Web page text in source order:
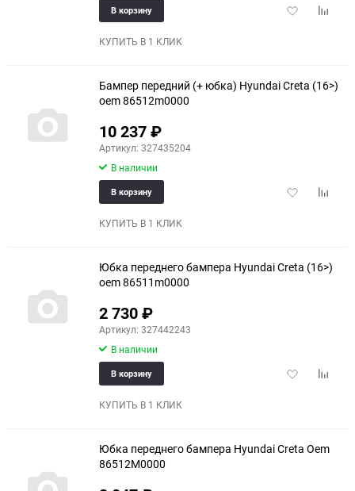
Добавить
В корзину
КУПИТЬ В 1 КЛИК
Бампер передний (+ юбка) Hyundai Creta (16>)
oem 86512m0000
10 237₽
Артикул: 327435204
В наличии
Добавить
В корзину
КУПИТЬ В 1 КЛИК
Юбка переднего бампера Hyundai Creta (16>)
oem 86511m0000
2 730₽
Артикул: 327442243
В наличии
Добавить
В корзину
КУПИТЬ В 1 КЛИК
Юбка переднего бампера Hyundai Creta Oem
86512M0000